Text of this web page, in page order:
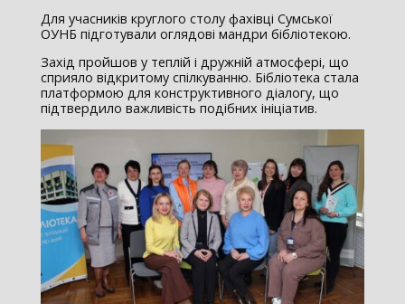
Для учасників круглого столу фахівці Сумської
ОУНБ підготували оглядові мандри бібліотекою.
Захід пройшов у теплій і дружній атмосфері, що
сприяло відкритому спілкуванню. Бібліотека стала
платформою для конструктивного діалогу, що
підтвердило важливість подібних ініціатив.